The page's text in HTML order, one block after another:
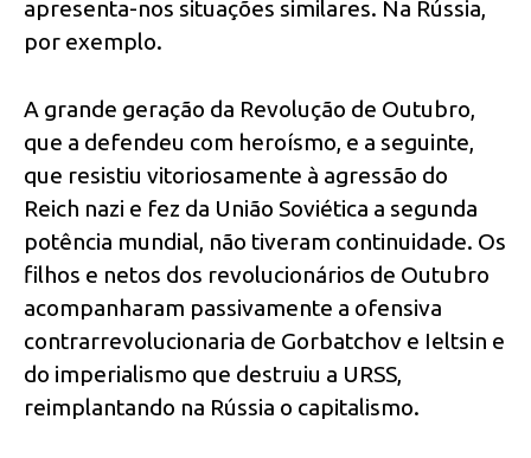
apresenta-nos situações similares. Na Rússia,
por exemplo.
A grande geração da Revolução de Outubro,
que a defendeu com heroísmo, e a seguinte,
que resistiu vitoriosamente à agressão do
Reich nazi e fez da União Soviética a segunda
potência mundial, não tiveram continuidade. Os
filhos e netos dos revolucionários de Outubro
acompanharam passivamente a ofensiva
contrarrevolucionaria de Gorbatchov e Ieltsin e
do imperialismo que destruiu a URSS,
reimplantando na Rússia o capitalismo.